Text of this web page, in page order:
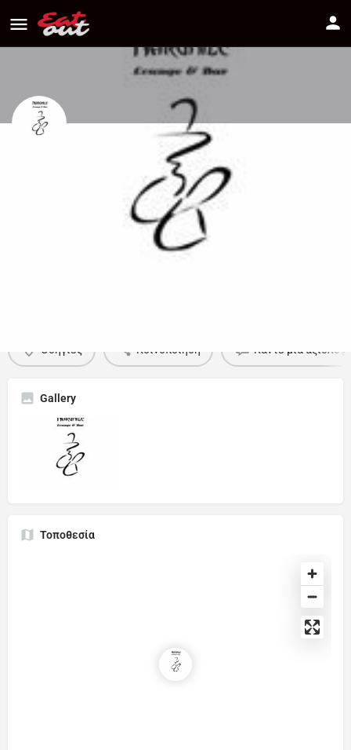
NARGHILE LOUNGE & BAR
Στασίνου 15Α 'Εγκωμη, Λευκωσία
22681686
Οδηγίες Κοινοποίηση Κάντε μία
Gallery
Τοποθεσία